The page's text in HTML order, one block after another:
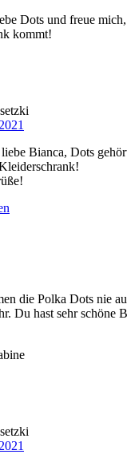
Dots und freue mich,
kommt!
Bianca, Dots
die Polka Dots nie
Du hast sehr schöne